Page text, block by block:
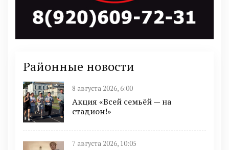
Районные новости
8 августа 2026, 6:00
Акция «Всей семьёй — на
стадион!»
7 августа 2026, 10:05